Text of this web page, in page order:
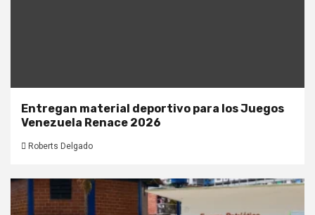
Entregan material deportivo para los Juegos
Venezuela Renace 2026
Roberts Delgado